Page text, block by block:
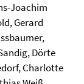
Joachim
Gerard
Dörte
Charlotte